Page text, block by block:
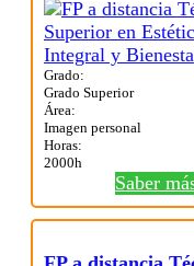
Grado:
Grado Superior
Área:
Imagen personal
Horas:
2000h
Saber